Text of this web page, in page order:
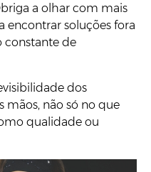
a olhar com mais
encontrar soluções fora
constante de
dos
mãos, não só no que
qualidade ou